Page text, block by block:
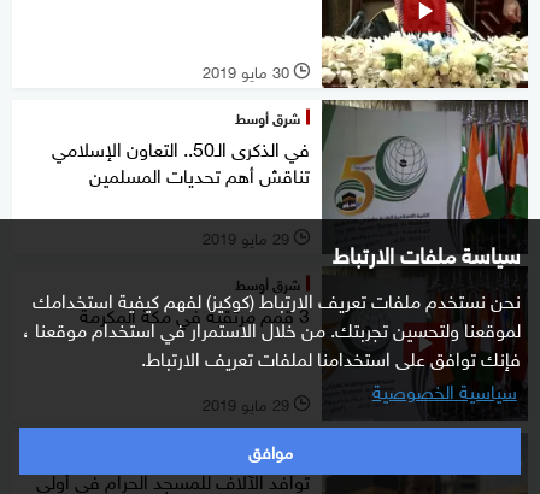
سياسة ملفات الارتباط
نحن نستخدم ملفات تعريف الارتباط (كوكيز) لفهم كيفية استخدامك
لموقعنا ولتحسين تجربتك. من خلال الاستمرار في استخدام موقعنا ،
فإنك توافق على استخدامنا لملفات تعريف الارتباط.
سياسية الخصوصية
موافق
l 30 مايو 2019
شرق أوسط
في الذكرى الـ50.. التعاون الإسلامي
تناقش أهم تحديات المسلمين
l 29 مايو 2019
شرق أوسط
3 قمم مرتقبة في مكة المكرمة
l 29 مايو 2019
منوعات
توافد الآلاف للمسجد الحرام في أولى